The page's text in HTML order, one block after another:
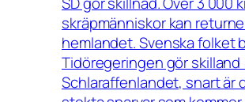
skräpmänniskor kan
hemlandet. Svenska folket
Tidöregeringen gör skilland
Schlaraffenlandet, snart är